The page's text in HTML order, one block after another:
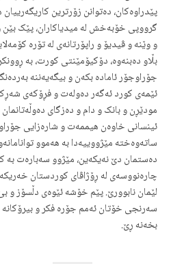
پێدراوەکان، دەتوانن زۆرترین
گرووپی خۆبەخش لە میدیاکاران، پێک بێن
و وێنە و ڤیدیۆ و راپۆرتانەی لە تۆرە
بڵاو دەبنەوە، دۆکیۆمێنتی کورت، بە
جۆراوجۆر ئامادە بکەن و بیگەیەننە
ئێمەی کورد ئەگەر دەولەت و فڕۆکەی
مودێڕن و بانک و دام و دەزگای
ئینسانی خاوەن هیممەت و شارەزایی
ساتەوەختە مێژووییەدا بە هەموو
دەستمان دێ نەیکەین، مێژوو سەبارەت بە
چارەنووسەی لە ڕۆژاڤای کوردستان
لێمان نابوورێ. پێم خۆشە ئێوەی دڵسۆز و
سەرنجی خۆتان ئەمم جۆرە فکر و بیرۆکانە
بخەنە ڕێ.